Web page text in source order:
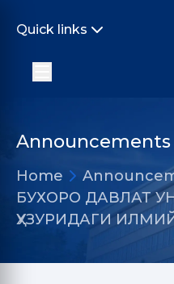
Quick links
Announcements
Home
БУХОРО ДАВЛАТ
ҲУЗУРИДАГИ